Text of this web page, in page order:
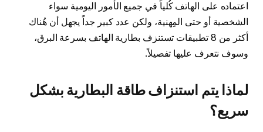
اعتماده على الهاتف كُلياً في جميع الأمور اليومية سواء
الشخصية أو حتى المِهنية، ولكن عدد كبير جداً يجهل أن هُناك
أكثر من 8 تطبيقات تستنزف بطارية الهاتف بسرعة البرق،
وسوف نتعرف عليها تفصيلاً.
لماذا يتم استنزاف طاقة البطارية بشكل
سريع؟